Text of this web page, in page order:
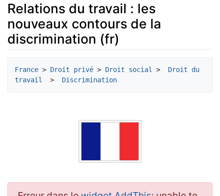
Relations du travail : les
nouveaux contours de la
discrimination (fr)
France > Droit privé > Droit social >
Droit du
travail
> Discrimination